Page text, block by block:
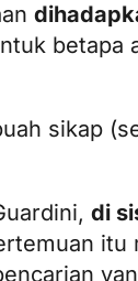
betapa
sikap
di
itu